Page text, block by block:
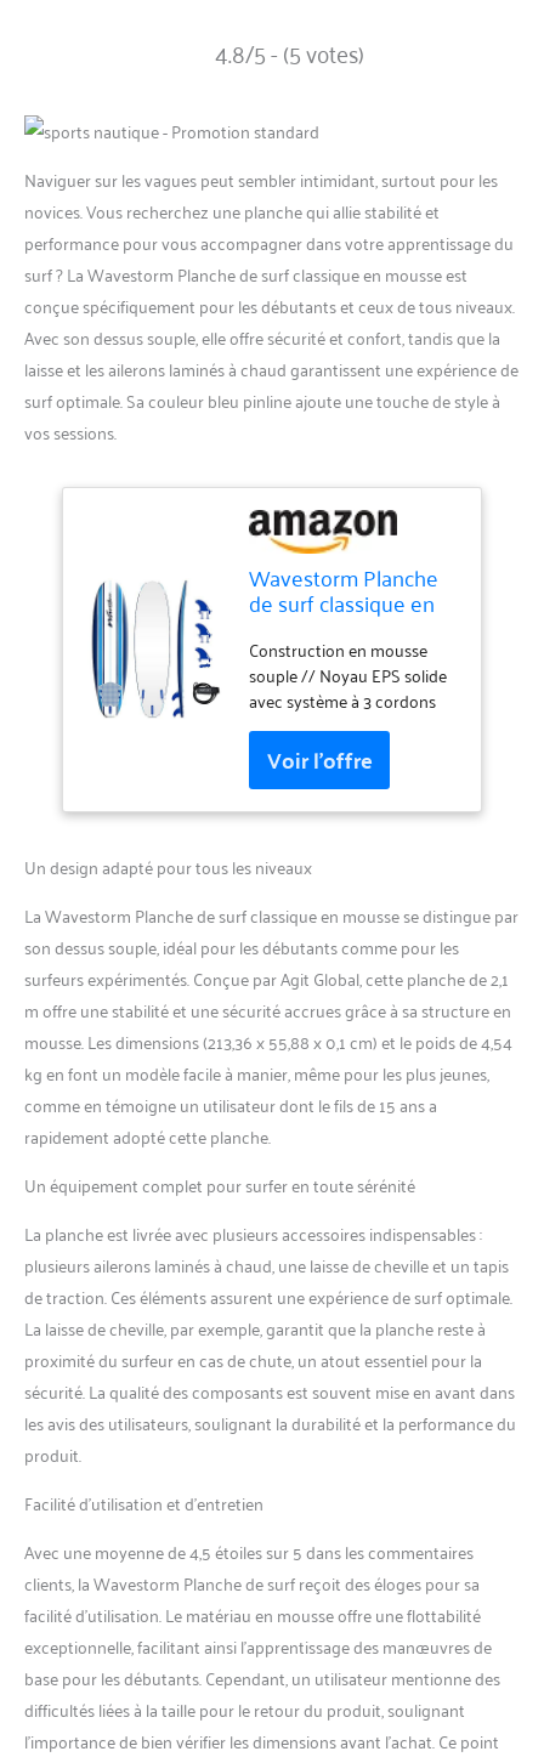
4.8/5 - (5 votes)
Naviguer sur les vagues peut sembler intimidant, surtout pour les
novices. Vous recherchez une planche qui allie stabilité et
performance pour vous accompagner dans votre apprentissage du
surf ? La Wavestorm Planche de surf classique en mousse est
conçue spécifiquement pour les débutants et ceux de tous niveaux.
Avec son dessus souple, elle offre sécurité et confort, tandis que la
laisse et les ailerons laminés à chaud garantissent une expérience de
surf optimale. Sa couleur bleu pinline ajoute une touche de style à
vos sessions.
Wavestorm Planche
de surf classique en
mousse à dessus
souple de 2,1 m, pour
débutants et tous les
niveaux de surf,
comprend une laisse
et plusieurs ailerons
laminés à chaud, bleu
pinline
Construction en mousse
souple // Noyau EPS solide
avec système à 3 cordons
Revêtement de barrière
d'eau souple WBS-IXL avec
pont supérieur et rails et
polyéthylène haute densité
ailerons amovibles, une
laisse de cheville et un
coussinet de traction
Dimensions : 2,1 x 55,9 x 7,6
cm - Poids : 4,6 kg - Volume à
70 litres Type de sport : surf
Un design adapté pour tous les niveaux
La Wavestorm Planche de surf classique en mousse se distingue par
son dessus souple, idéal pour les débutants comme pour les
surfeurs expérimentés. Conçue par Agit Global, cette planche de 2,1
m offre une stabilité et une sécurité accrues grâce à sa structure en
mousse. Les dimensions (213,36 x 55,88 x 0,1 cm) et le poids de 4,54
kg en font un modèle facile à manier, même pour les plus jeunes,
comme en témoigne un utilisateur dont le fils de 15 ans a
rapidement adopté cette planche.
Un équipement complet pour surfer en toute sérénité
La planche est livrée avec plusieurs accessoires indispensables :
plusieurs ailerons laminés à chaud, une laisse de cheville et un tapis
de traction. Ces éléments assurent une expérience de surf optimale.
La laisse de cheville, par exemple, garantit que la planche reste à
proximité du surfeur en cas de chute, un atout essentiel pour la
sécurité. La qualité des composants est souvent mise en avant dans
les avis des utilisateurs, soulignant la durabilité et la performance du
produit.
Facilité d’utilisation et d’entretien
Avec une moyenne de 4,5 étoiles sur 5 dans les commentaires
clients, la Wavestorm Planche de surf reçoit des éloges pour sa
facilité d’utilisation. Le matériau en mousse offre une flottabilité
exceptionnelle, facilitant ainsi l’apprentissage des manœuvres de
base pour les débutants. Cependant, un utilisateur mentionne des
difficultés liées à la taille pour le retour du produit, soulignant
l’importance de bien vérifier les dimensions avant l’achat. Ce point